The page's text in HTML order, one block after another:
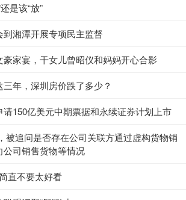
是该“放”
湘潭开展专项民主监督
家宴，干女儿曾昭仪和妈妈开心合影
年，深圳房价跌了多少？
150亿美元中期票据和永续证券计划上市
被追问是否存在公司关联方通过虚构货物销
司销售货物等情况
直不要太好看